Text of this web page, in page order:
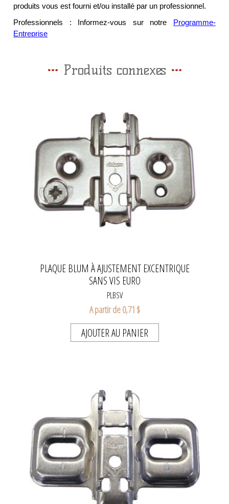
produits vous est fourni et/ou installé par un professionnel.
Professionnels : Informez-vous sur notre
Programme-
Entreprise
Produits connexes
PLAQUE BLUM À AJUSTEMENT EXCENTRIQUE
SANS VIS EURO
PLBSV
A partir de 0,71 $
AJOUTER AU PANIER